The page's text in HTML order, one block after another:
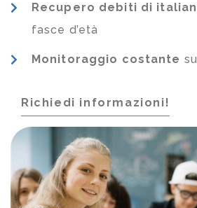
Recupero debiti di
fasce d’età
Monitoraggio costante
Richiedi informazioni!